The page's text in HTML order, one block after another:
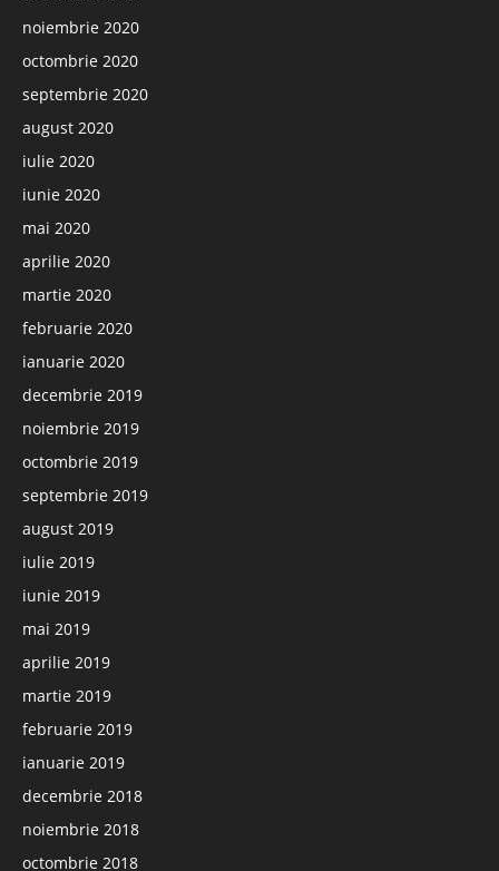
noiembrie 2020
octombrie 2020
septembrie 2020
august 2020
iulie 2020
iunie 2020
mai 2020
aprilie 2020
martie 2020
februarie 2020
ianuarie 2020
decembrie 2019
noiembrie 2019
octombrie 2019
septembrie 2019
august 2019
iulie 2019
iunie 2019
mai 2019
aprilie 2019
martie 2019
februarie 2019
ianuarie 2019
decembrie 2018
noiembrie 2018
octombrie 2018